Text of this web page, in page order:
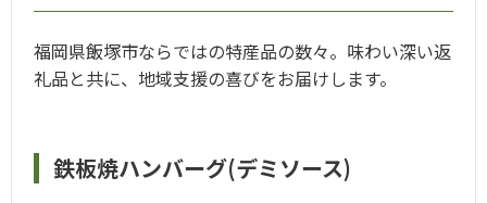
福岡県飯塚市ならではの特産品の数々。味わい深い返
礼品と共に、地域支援の喜びをお届けします。
鉄板焼ハンバーグ(デミソース)